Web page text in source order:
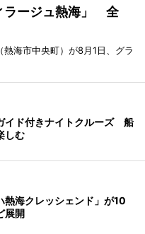
ラージュ熱海」 全
海市中央町）が8月1日、グラ
イド付きナイトクルーズ 船
しむ
熱海クレッシェンド」が10
展開